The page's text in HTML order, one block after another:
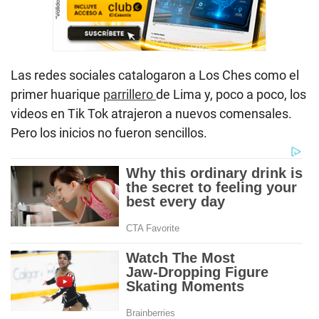
Las redes sociales catalogaron a Los Ches como el
primer huarique parrillerode Lima y, poco a poco, los
videos en Tik Tok atrajeron a nuevos comensales.
Pero los inicios no fueron sencillos.